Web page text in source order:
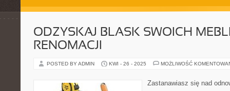
ODZYSKAJ BLASK SWOICH
RENOMACJI
POSTED BY ADMIN KWI - 26 - 2025 MOŻLIWOŚĆ
Zastanawiasz się nad